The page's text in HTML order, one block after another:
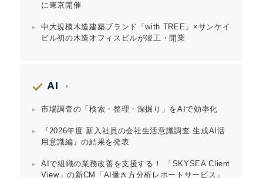
に東京開催
中大規模木造建築ブランド「with TREE」×サンケイ
ビル初の木造オフィスビルが竣工・開業
AI
市場調査の「検索・整理・深掘り」をAIで効率化
『2026年度 新入社員の会社生活意識調査 生成AI活
用意識編』の結果を発表
AIで組織の業務改善を支援する！ 「SKYSEA Client
View」の新CM「AI働き方分析レポートサービス」
English